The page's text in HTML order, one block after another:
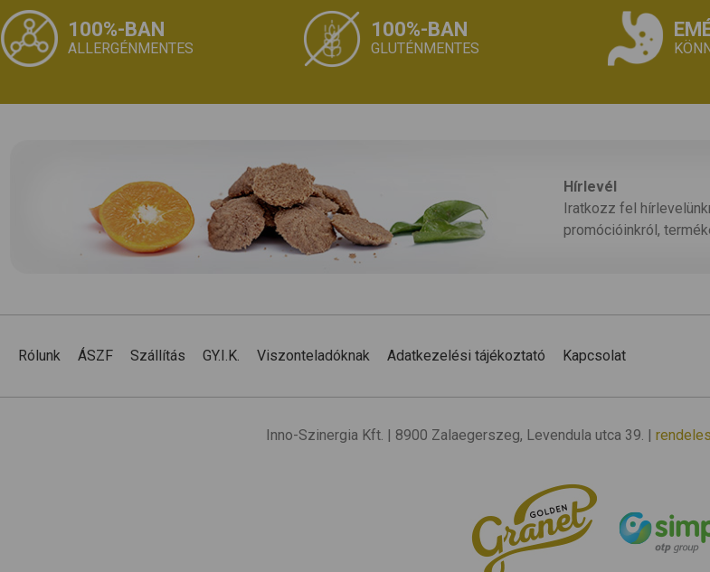
100%-BAN
ALLERGÉNMENTES
100%-BAN
GLUTÉNMENTES
Hírlevél
Iratkozz fel
promócióinkról,
Rólunk ÁSZF Szállítás GY.I.K. Viszonteladóknak Adatkezelési tájékoztató Kapcsolat
Inno-Szinergia Kft. | 8900 Zalaegerszeg, Levendula utca 39. |